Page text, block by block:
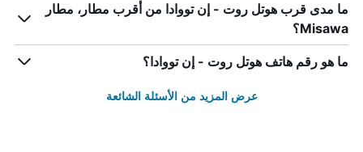
ما مدى قرب هوتل روت - إن تووادا من أقرب مطار، مطار
Misawa؟
ما هو رقم هاتف هوتل روت - إن تووادا؟
عرض المزيد من الأسئلة الشائعة